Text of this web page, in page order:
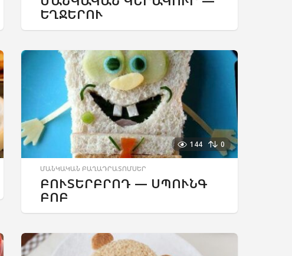
ԵՂՋԵՐՈՒ
144 0
ՄԱՆԿԱԿԱՆ ԲԱՂԱԴՐԱՏՈՄՍԵՐ
ԲՈՒՏԵՐԲՐՈԴ — ՍՊՈՒՆԳ
ԲՈԲ